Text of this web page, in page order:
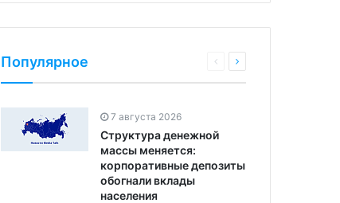
Популярное
7 августа 2026
Структура денежной
массы меняется:
корпоративные депозиты
обогнали вклады
населения